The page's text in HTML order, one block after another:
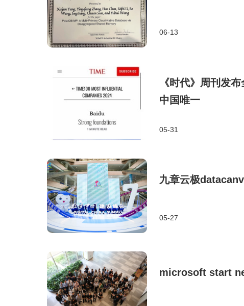
06-13
《时代》周刊发
中国唯一
05-31
九章云极
05-27
microsoft start